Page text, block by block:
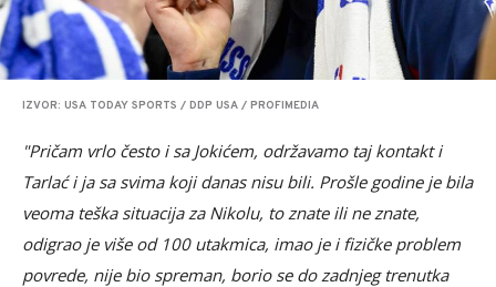
IZVOR: USA TODAY SPORTS / DDP USA / PROFIMEDIA
"Pričam vrlo često i sa Jokićem, održavamo taj kontakt i
Tarlać i ja sa svima koji danas nisu bili. Prošle godine je bila
veoma teška situacija za Nikolu, to znate ili ne znate,
odigrao je više od 100 utakmica, imao je i fizičke problem
povrede, nije bio spreman, borio se do zadnjeg trenutka